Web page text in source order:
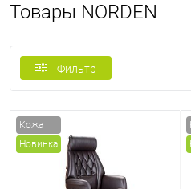
Товары NORDEN
Фильтр
Кожа
Новинка